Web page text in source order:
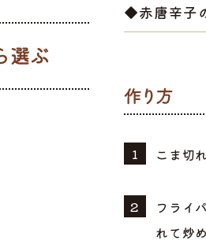
◆赤唐辛子
こま切
フライ
れて炒
シーンから選ぶ